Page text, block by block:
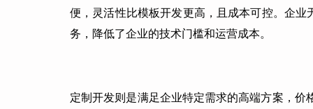
便，灵活性比模板开发更高，且成本可控。企
务，降低了企业的技术门槛和运营成本。
定制开发则是满足企业特定需求的高端方案，